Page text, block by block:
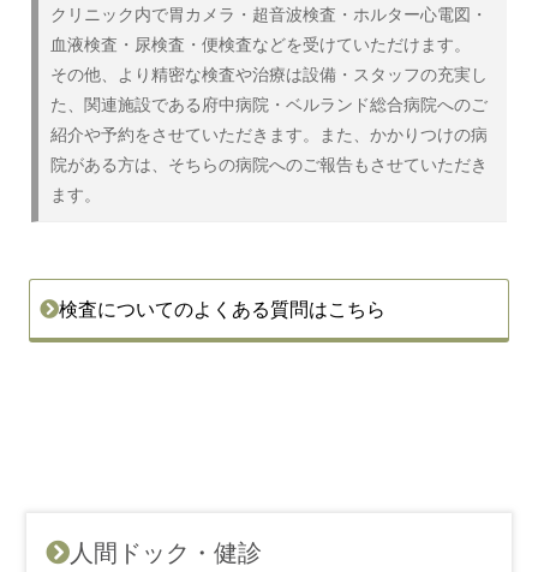
クリニック内で胃カメラ・超音波検査・ホルター心電図・
血液検査・尿検査・便検査などを受けていただけます。
その他、より精密な検査や治療は設備・スタッフの充実し
た、関連施設である府中病院・ベルランド総合病院へのご
紹介や予約をさせていただきます。また、かかりつけの病
院がある方は、そちらの病院へのご報告もさせていただき
ます。
検査についてのよくある質問はこちら
人間ドック・健診